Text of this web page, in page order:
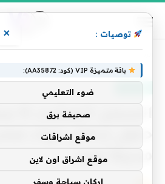
حاول إدخال مواد
مدينة نصر
توصيات : ×
باقة متميزة VIP (كود: AA35872):
ضوء التعليمي
صحيفة برق
موقع اشراقات
موقع اشراق اون لاين
اركان سياحة وسفر